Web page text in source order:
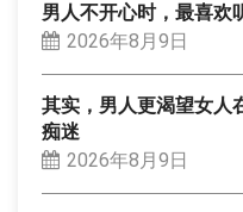
男人不开心时，最喜欢
2026年8月9日
其实，男人更渴望女人
痴迷
2026年8月9日